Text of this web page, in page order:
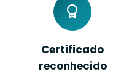
Certificado
reconhecido